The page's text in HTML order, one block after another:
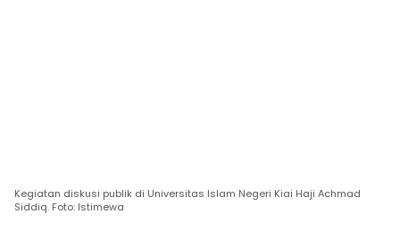
Kegiatan diskusi publik di Universitas Islam Negeri Kiai Haji Achmad
Siddiq. Foto: Istimewa